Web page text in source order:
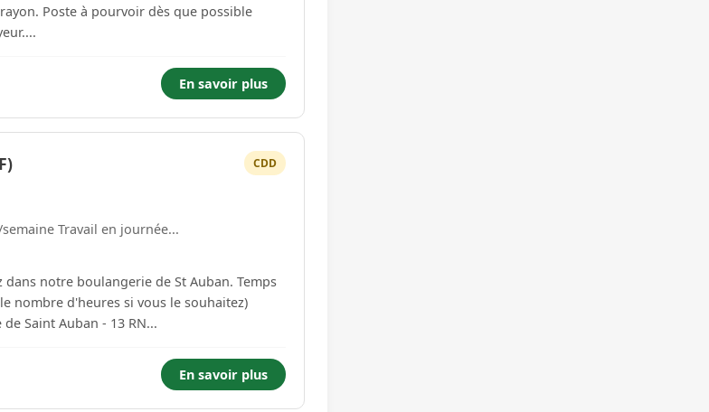
possible
En savoir plus
CDD
Travail en journée...
nombre d'heures si vous le souhaitez)
de Saint Auban - 13 RN...
En savoir plus